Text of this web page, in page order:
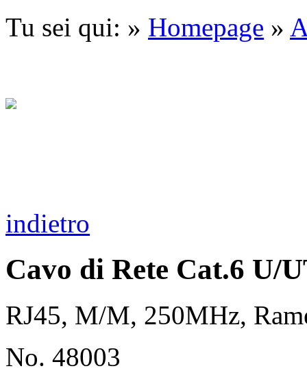
Tu sei qui: » Homepage »
indietro
Cavo di Rete Cat.6 U/
RJ45, M/M, 250MHz,
No. 48003